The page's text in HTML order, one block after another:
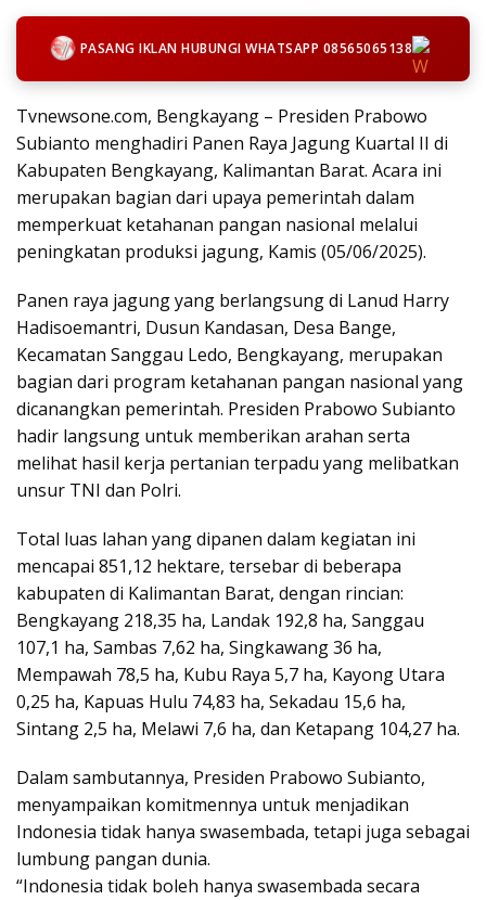
PASANG IKLAN HUBUNGI WHATSAPP 08565065138
Tvnewsone.com, Bengkayang – Presiden Prabowo
Subianto menghadiri Panen Raya Jagung Kuartal II di
Kabupaten Bengkayang, Kalimantan Barat. Acara ini
merupakan bagian dari upaya pemerintah dalam
memperkuat ketahanan pangan nasional melalui
peningkatan produksi jagung, Kamis (05/06/2025).
Panen raya jagung yang berlangsung di Lanud Harry
Hadisoemantri, Dusun Kandasan, Desa Bange,
Kecamatan Sanggau Ledo, Bengkayang, merupakan
bagian dari program ketahanan pangan nasional yang
dicanangkan pemerintah. Presiden Prabowo Subianto
hadir langsung untuk memberikan arahan serta
melihat hasil kerja pertanian terpadu yang melibatkan
unsur TNI dan Polri.
Total luas lahan yang dipanen dalam kegiatan ini
mencapai 851,12 hektare, tersebar di beberapa
kabupaten di Kalimantan Barat, dengan rincian:
Bengkayang 218,35 ha, Landak 192,8 ha, Sanggau
107,1 ha, Sambas 7,62 ha, Singkawang 36 ha,
Mempawah 78,5 ha, Kubu Raya 5,7 ha, Kayong Utara
0,25 ha, Kapuas Hulu 74,83 ha, Sekadau 15,6 ha,
Sintang 2,5 ha, Melawi 7,6 ha, dan Ketapang 104,27 ha.
Dalam sambutannya, Presiden Prabowo Subianto,
menyampaikan komitmennya untuk menjadikan
Indonesia tidak hanya swasembada, tetapi juga sebagai
lumbung pangan dunia.
“Indonesia tidak boleh hanya swasembada secara